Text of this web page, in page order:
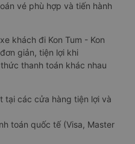
vé phù hợp và tiến hành
khách đi Kon Tum - Kon
giản, tiện lợi khi
thanh toán khác nhau
tại các cửa hàng tiện lợi và
toán quốc tế (Visa, Master